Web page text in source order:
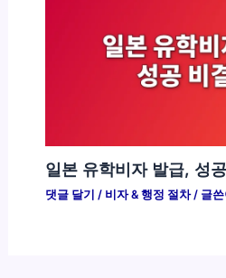
일본 유학비자 발급, 성
댓글 달기 / 비자 & 행정 절차/ 글쓴